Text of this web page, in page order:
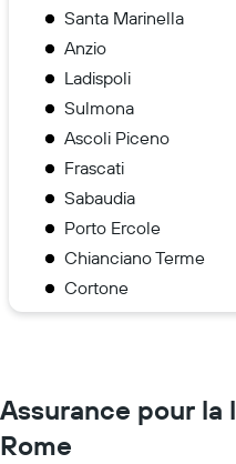
Santa Marinella
Anzio
Ladispoli
Sulmona
Ascoli Piceno
Frascati
Sabaudia
Porto Ercole
Chianciano Terme
Cortone
Assurance pour la
Rome